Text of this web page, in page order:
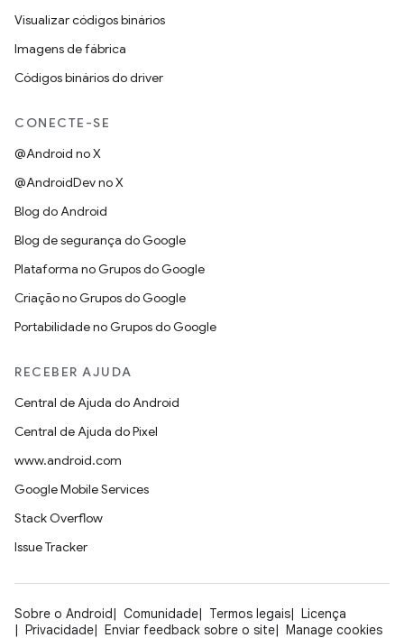
Visualizar códigos binários
Imagens de fábrica
Códigos binários do driver
CONECTE-SE
@Android no X
@AndroidDev no X
Blog do Android
Blog de segurança do Google
Plataforma no Grupos do Google
Criação no Grupos do Google
Portabilidade no Grupos do Google
RECEBER AJUDA
Central de Ajuda do Android
Central de Ajuda do Pixel
www.android.com
Google Mobile Services
Stack Overflow
Issue Tracker
Sobre o Android Comunidade Termos legais
Licença
Privacidade
Enviar feedback sobre o site Manage cookies